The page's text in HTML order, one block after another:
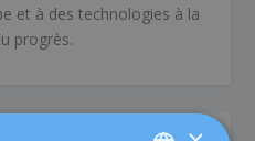
et à des technologies à la
progrès.